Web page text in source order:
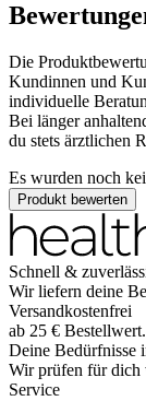
Die
Kundinnen und
individuelle
Bei länger
du stets ärztlichen
Es wurden noch
Produkt bewerten
Schnell &
Wir liefern deine
Versandkostenfrei
ab 25 €
Deine Bedürfnisse
Wir prüfen für
Service